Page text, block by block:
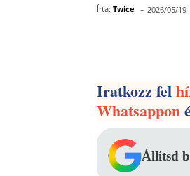
Írta: Twice - 2026/05/19
Iratkozz fel
Whatsappon
Állítsd